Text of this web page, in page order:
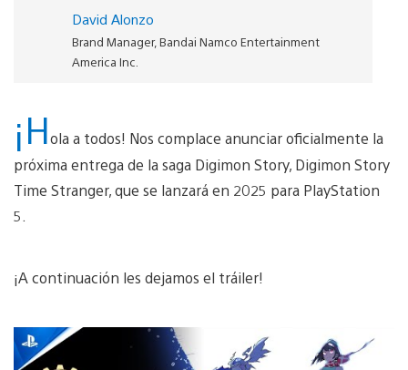
David Alonzo
Brand Manager, Bandai Namco Entertainment
America Inc.
¡Hola a todos! Nos complace anunciar oficialmente la
próxima entrega de la saga Digimon Story, Digimon Story
Time Stranger, que se lanzará en 2025 para PlayStation
5.
¡A continuación les dejamos el tráiler!